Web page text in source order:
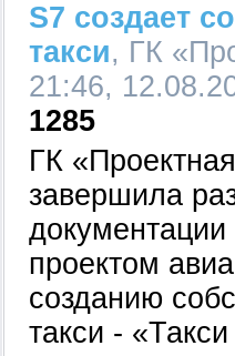
S7 создает
такси, ГК
21:46,
1285
ГК
завершила
проектом
созданию
такси -